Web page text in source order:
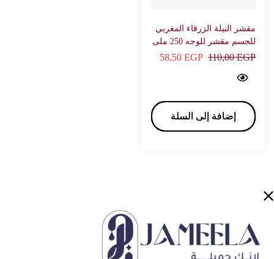
مقشر النيلة الزرقاء المغربي
للجسم مقشر للوجه 250 ملى
– افونا110,00EGP
58,50 EGP
إضافة إلى السلة
Blue indigo scrub benefits Scrub 250 ml - AVONA…
إضافة إلى السلة